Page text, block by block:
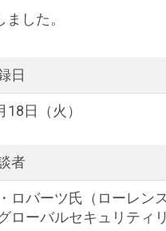
した。
日
18日（火）
者
ロバーツ氏（ローレン
ローバルセキュリティ